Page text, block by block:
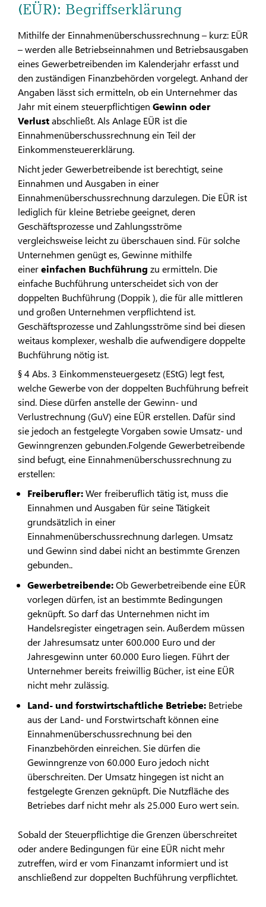
(EÜR): Begriffserklärung
Mithilfe der Einnahmenüberschussrechnung – kurz: EÜR
– werden alle Betriebseinnahmen und Betriebsausgaben
eines Gewerbetreibenden im Kalenderjahr erfasst und
den zuständigen Finanzbehörden vorgelegt. Anhand der
Angaben lässt sich ermitteln, ob ein Unternehmer das
Jahr mit einem steuerpflichtigen Gewinn oder
Verlustabschließt. Als Anlage EÜR ist die
Einnahmenüberschussrechnung ein Teil der
Einkommensteuererklärung.
Nicht jeder Gewerbetreibende ist berechtigt, seine
Einnahmen und Ausgaben in einer
Einnahmenüberschussrechnung darzulegen. Die EÜR ist
lediglich für kleine Betriebe geeignet, deren
Geschäftsprozesse und Zahlungsströme
vergleichsweise leicht zu überschauen sind. Für solche
Unternehmen genügt es, Gewinne mithilfe
einereinfachen Buchführung zu ermitteln. Die
einfache Buchführung unterscheidet sich von der
doppelten Buchführung (Doppik ), die für alle mittleren
und großen Unternehmen verpflichtend ist.
Geschäftsprozesse und Zahlungsströme sind bei diesen
weitaus komplexer, weshalb die aufwendigere doppelte
Buchführung nötig ist.
§ 4 Abs. 3 Einkommensteuergesetz (EStG) legt fest,
welche Gewerbe von der doppelten Buchführung befreit
sind. Diese dürfen anstelle der Gewinn- und
Verlustrechnung (GuV) eine EÜR erstellen. Dafür sind
sie jedoch an festgelegte Vorgaben sowie Umsatz- und
Gewinngrenzen gebunden.Folgende Gewerbetreibende
sind befugt, eine Einnahmenüberschussrechnung zu
erstellen:
Freiberufler:Wer freiberuflich tätig ist, muss die
Einnahmen und Ausgaben für seine Tätigkeit
grundsätzlich in einer
Einnahmenüberschussrechnung darlegen. Umsatz
und Gewinn sind dabei nicht an bestimmte Grenzen
gebunden..
Gewerbetreibende:Ob Gewerbetreibende eine EÜR
vorlegen dürfen, ist an bestimmte Bedingungen
geknüpft. So darf das Unternehmen nicht im
Handelsregister eingetragen sein. Außerdem müssen
der Jahresumsatz unter 600.000 Euro und der
Jahresgewinn unter 60.000 Euro liegen. Führt der
Unternehmer bereits freiwillig Bücher, ist eine EÜR
nicht mehr zulässig.
Land- und forstwirtschaftliche Betriebe: Betriebe
aus der Land- und Forstwirtschaft können eine
Einnahmenüberschussrechnung bei den
Finanzbehörden einreichen. Sie dürfen die
Gewinngrenze von 60.000 Euro jedoch nicht
überschreiten. Der Umsatz hingegen ist nicht an
festgelegte Grenzen geknüpft. Die Nutzfläche des
Betriebes darf nicht mehr als 25.000 Euro wert sein.
Sobald der Steuerpflichtige die Grenzen überschreitet
oder andere Bedingungen für eine EÜR nicht mehr
zutreffen, wird er vom Finanzamt informiert und ist
anschließend zur doppelten Buchführung verpflichtet.